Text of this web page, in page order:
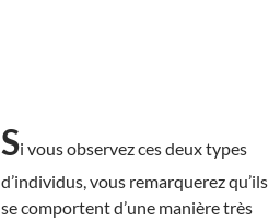
Si vous observez ces deux types
d’individus, vous remarquerez qu’ils
se comportent d’une manière très